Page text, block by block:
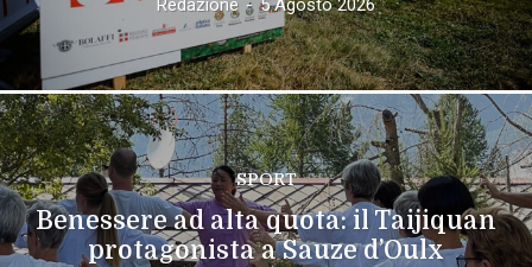
Redazione - 5 Agosto 2026
SPORT
Benessere ad alta quota: il Taijiquan
protagonista a Sauze d’Oulx